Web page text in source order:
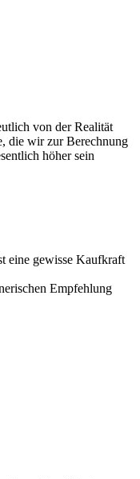
von der Realität
die wir zur Berechnung
höher sein
eine gewisse Kaufkraft
Empfehlung